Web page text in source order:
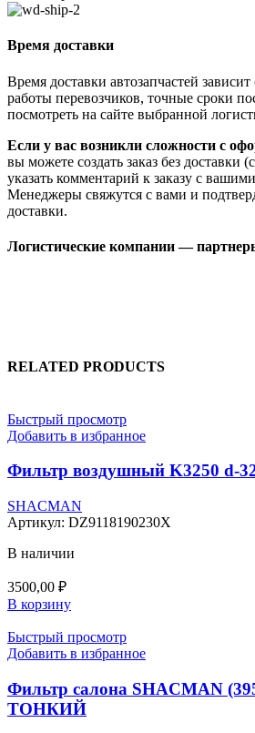
Время доставки
Время доставки автозапчастей зависит
работы перевозчиков, точные сроки
посмотреть на сайте выбранной
Если у вас возникли сложности с
вы можете создать заказ без доставки
указать комментарий к заказу с
Менеджеры свяжутся с вами и
доставки.
Логистические компании —
RELATED PRODUCTS
Быстрый просмотр
Добавить в избранное
Фильтр воздушный K3250 d-
SHACMAN
Артикул: DZ9118190230X
В наличии
3500,00 ₽
В корзину
Быстрый просмотр
Добавить в избранное
Фильтр салона SHACMAN
ТОНКИЙ